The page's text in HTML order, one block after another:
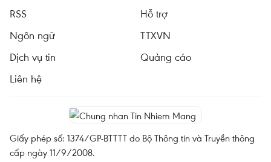
RSS
Hỗ trợ
Ngôn ngữ
TTXVN
Dịch vụ tin
Quảng cáo
Liên hệ
Giấy phép số: 1374/GP-BTTTT do Bộ Thông tin và Truyền thông
cấp ngày 11/9/2008.